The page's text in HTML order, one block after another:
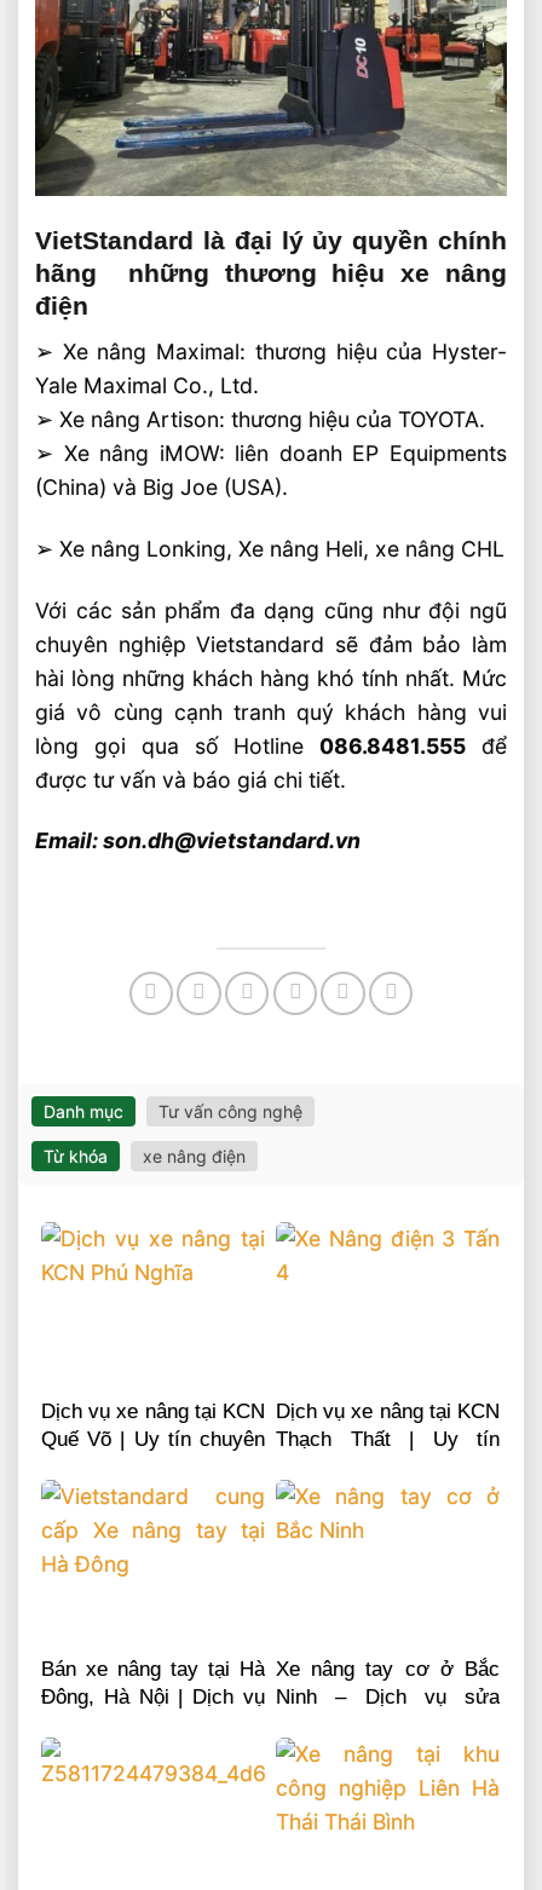
VietStandard là đại lý ủy quyền chính
hãng những thương hiệu xe nâng
điện
➢ Xe nâng Maximal: thương hiệu của Hyster-
Yale Maximal Co., Ltd.
➢ Xe nâng Artison: thương hiệu của TOYOTA.
➢ Xe nâng iMOW: liên doanh EP Equipments
(China) và Big Joe (USA).
➢ Xe nâng Lonking, Xe nâng Heli, xe nâng CHL
Với các sản phẩm đa dạng cũng như đội ngũ
chuyên nghiệp Vietstandard sẽ đảm bảo làm
hài lòng những khách hàng khó tính nhất. Mức
giá vô cùng cạnh tranh quý khách hàng vui
lòng gọi qua số Hotline086.8481.555 để
được tư vấn và báo giá chi tiết.
Email: son.dh@vietstandard.vn
Danh mục Tư vấn công nghệ
Từ khóa xe nâng điện
Dịch vụ xe nâng tại KCN
Quế Võ | Uy tín chuyên
Dịch vụ xe nâng tại KCN
Thạch Thất | Uy tín
0868481555
Bán xe nâng tay tại Hà
Đông, Hà Nội | Dịch vụ
Xe nâng tay cơ ở Bắc
Ninh – Dịch vụ sửa